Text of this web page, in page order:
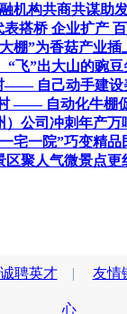
机构共商共谋助
表搭桥 企业扩产
棚”为香菇产业
“飞”出大山的豌豆
—— 自己动手建设
—— 自动化牛棚
公司冲刺年产万
宅一院”巧变精品
聚人气微景点更
诚聘英才| 友情
心